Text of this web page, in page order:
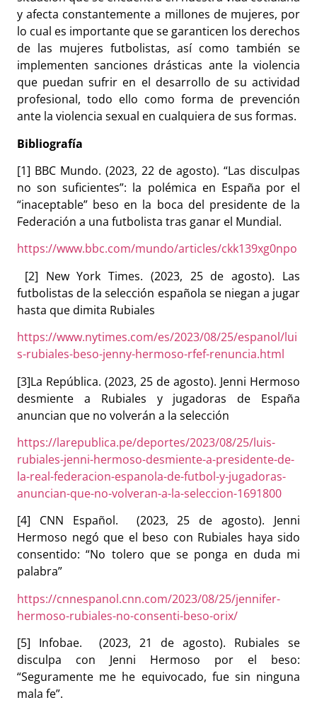
y afecta constantemente a millones de mujeres, por
lo cual es importante que se garanticen los derechos
de las mujeres futbolistas, así como también se
implementen sanciones drásticas ante la violencia
que puedan sufrir en el desarrollo de su actividad
profesional, todo ello como forma de prevención
ante la violencia sexual en cualquiera de sus formas.
Bibliografía
[1] BBC Mundo. (2023, 22 de agosto). “Las disculpas
no son suficientes”: la polémica en España por el
“inaceptable” beso en la boca del presidente de la
Federación a una futbolista tras ganar el Mundial.
https://www.bbc.com/mundo/articles/ckk139xg0npo
[2] New York Times. (2023, 25 de agosto). Las
futbolistas de la selección española se niegan a jugar
hasta que dimita Rubiales
https://www.nytimes.com/es/2023/08/25/espanol/lui
s-rubiales-beso-jenny-hermoso-rfef-renuncia.html
[3]La República. (2023, 25 de agosto). Jenni Hermoso
desmiente a Rubiales y jugadoras de España
anuncian que no volverán a la selección
https://larepublica.pe/deportes/2023/08/25/luis-
rubiales-jenni-hermoso-desmiente-a-presidente-de-
la-real-federacion-espanola-de-futbol-y-jugadoras-
anuncian-que-no-volveran-a-la-seleccion-1691800
[4] CNN Español. (2023, 25 de agosto). Jenni
Hermoso negó que el beso con Rubiales haya sido
consentido: “No tolero que se ponga en duda mi
palabra”
https://cnnespanol.cnn.com/2023/08/25/jennifer-
hermoso-rubiales-no-consenti-beso-orix/
[5] Infobae. (2023, 21 de agosto). Rubiales se
disculpa con Jenni Hermoso por el beso:
“Seguramente me he equivocado, fue sin ninguna
mala fe”.